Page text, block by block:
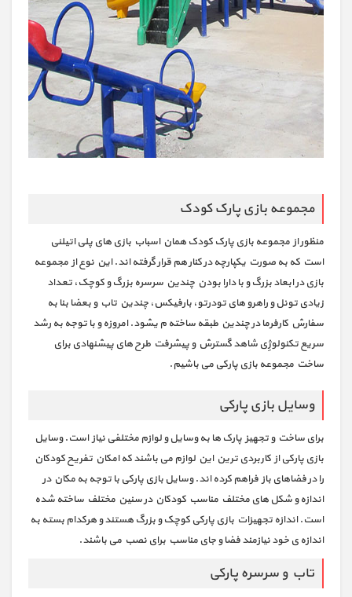
مجموعه بازی پارک کودک
منظور از مجموعه بازی پارک کودک همان اسباب بازی های پلی اتیلنی
است که به صورت یکپارچه در کنار هم قرار گرفته اند. این نوع از مجموعه
بازی در ابعاد بزرگ و با دارا بودن چندین سرسره بزرگ و کوچک، تعداد
زیادی تونل و راهرو های تودرتو، بارفیکس، چندین تاب و بعضا بنا به
سفارش کارفرما در چندین طبقه ساخته م یشود. امروزه و با توجه به رشد
سریع تکنولوژِی شاهد گسترش و پیشرفت طرح های پیشنهادی برای
ساخت مجموعه بازی پارکی می باشیم.
وسایل بازی پارکی
برای ساخت و تجهیز پارک ها به وسایل و لوازم مختلفی نیاز است. وسایل
بازی پارکی از کاربردی ترین این لوازم می باشند که امکان تفریح کودکان
را در فضاهای باز فراهم کرده اند. وسایل بازی پارکی با توجه به مکان در
اندازه و شکل های مختلف مناسب کودکان در سنین مختلف ساخته شده
است. اندازه تجهیزات بازی پارکی کوچک و بزرگ هستند و هرکدام بسته به
اندازه ی خود نیازمند فضا و جای مناسب برای نصب می باشند.
تاب و سرسره پارکی